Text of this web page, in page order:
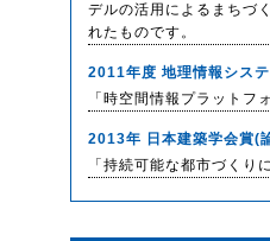
デルの活用によるまちづ
れたものです。
2011年度 地理情報シス
「時空間情報プラット
2013年 日本建築学会賞(
「持続可能な都市づくり